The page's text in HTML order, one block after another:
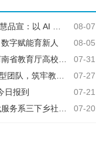
08-07
赋能品牌全域传播
08-05
字赋能育新人
07-31
共探AI赋能高等教育新路径
07-27
牢教学品质基石
07-21
日报到
07-20
乡社会实践综述